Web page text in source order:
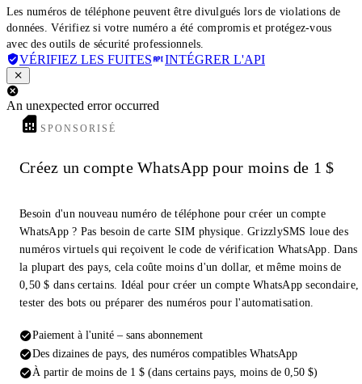
Les numéros de téléphone peuvent être divulgués lors de violations de
données. Vérifiez si votre numéro a été compromis et protégez-vous
avec des outils de sécurité professionnels.
VÉRIFIEZ LES FUITES INTÉGRER L'API
An unexpected error occurred
SPONSORISÉ
Créez un compte WhatsApp pour moins de 1 $
Besoin d'un nouveau numéro de téléphone pour créer un compte
WhatsApp ? Pas besoin de carte SIM physique. GrizzlySMS loue des
numéros virtuels qui reçoivent le code de vérification WhatsApp. Dans
la plupart des pays, cela coûte moins d'un dollar, et même moins de
0,50 $ dans certains. Idéal pour créer un compte WhatsApp secondaire,
tester des bots ou préparer des numéros pour l'automatisation.
Paiement à l'unité – sans abonnement
Des dizaines de pays, des numéros compatibles WhatsApp
À partir de moins de 1 $ (dans certains pays, moins de 0,50 $)